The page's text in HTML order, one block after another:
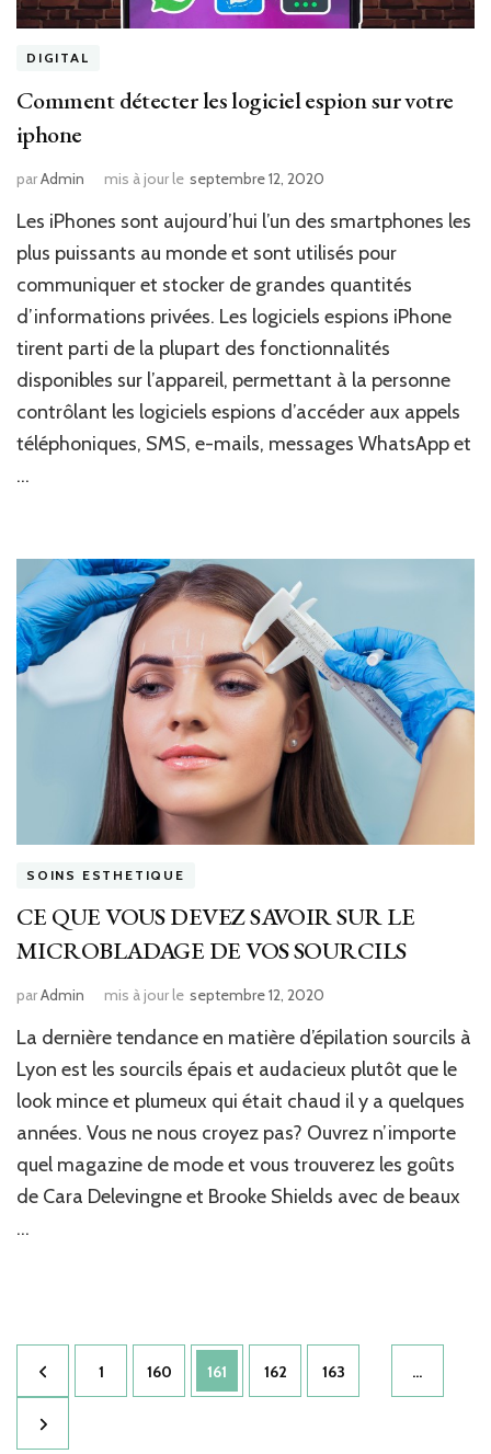
DIGITAL
Comment détecter les logiciel espion sur votre
iphone
parAdmin mis à jour le septembre 12, 2020
Les iPhones sont aujourd’hui l’un des smartphones les
plus puissants au monde et sont utilisés pour
communiquer et stocker de grandes quantités
d’informations privées. Les logiciels espions iPhone
tirent parti de la plupart des fonctionnalités
disponibles sur l’appareil, permettant à la personne
contrôlant les logiciels espions d’accéder aux appels
téléphoniques, SMS, e-mails, messages WhatsApp et
…
SOINS ESTHETIQUE
CE QUE VOUS DEVEZ SAVOIR SUR LE
MICROBLADAGE DE VOS SOURCILS
parAdmin mis à jour le septembre 12, 2020
La dernière tendance en matière d’épilation sourcils à
Lyon est les sourcils épais et audacieux plutôt que le
look mince et plumeux qui était chaud il y a quelques
années. Vous ne nous croyez pas? Ouvrez n’importe
quel magazine de mode et vous trouverez les goûts
de Cara Delevingne et Brooke Shields avec de beaux
…
Pagination
des
publications
Page
1 …
Page
160 Page
161 Page
162 Page
163